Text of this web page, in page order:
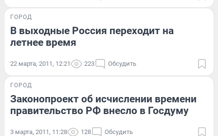
ГОРОД
В выходные Россия переходит на
летнее время
22 марта, 2011, 12:21 223 Обсудить
ГОРОД
Законопроект об исчислении времени
правительство РФ внесло в Госдуму
3 марта, 2011, 11:28 128 Обсудить